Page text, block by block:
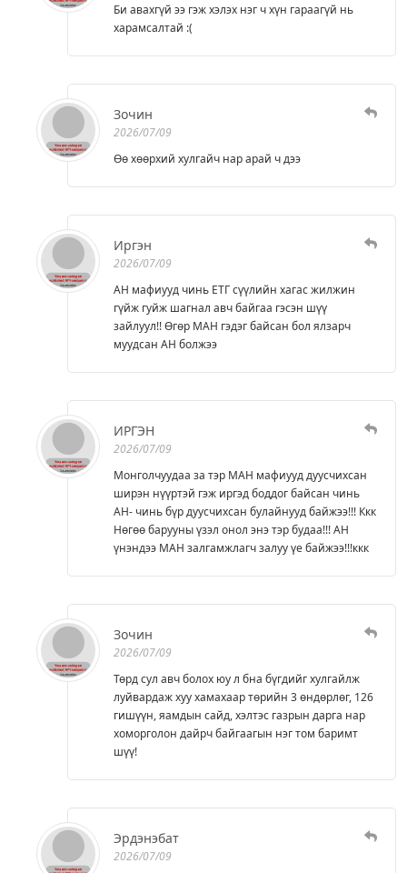
Би авахгүй ээ гэж хэлэх нэг ч хүн гараагүй нь
харамсалтай :(
Зочин
2026/07/09
Өө хөөрхий хулгайч нар арай ч дээ
Иргэн
2026/07/09
АН мафиууд чинь ЕТГ сүүлийн хагас жилжин
гүйж гуйж шагнал авч байгаа гэсэн шүү
зайлуул!! Өгөр МАН гэдэг байсан бол ялзарч
муудсан АН болжээ
ИРГЭН
2026/07/09
Монголчуудаа за тэр МАН мафиууд дуусчихсан
ширэн нүүртэй гэж иргэд боддог байсан чинь
АН- чинь бүр дуусчихсан булайнууд байжээ!!! Ккк
Нөгөө барууны үзэл онол энэ тэр будаа!!! АН
үнэндээ МАН залгамжлагч залуу үе байжээ!!!ккк
Зочин
2026/07/09
Төрд сул авч болох юу л бна бүгдийг хулгайлж
луйвардаж хуу хамахаар төрийн 3 өндөрлөг, 126
гишүүн, яамдын сайд, хэлтэс газрын дарга нар
хоморголон дайрч байгаагын нэг том баримт
шүү!
Эрдэнэбат
2026/07/09